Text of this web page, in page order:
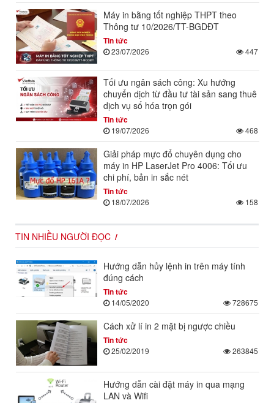
Máy in bằng tốt nghiệp THPT theo
Thông tư 10/2026/TT-BGDĐT
Tin tức
23/07/2026 447
Tối ưu ngân sách công: Xu hướng
chuyển dịch từ đầu tư tài sản sang thuê
dịch vụ số hóa trọn gói
Tin tức
19/07/2026 468
Giải pháp mực đổ chuyên dụng cho
máy in HP LaserJet Pro 4006: Tối ưu
chi phí, bản in sắc nét
Tin tức
18/07/2026 158
TIN NHIỀU NGƯỜI ĐỌC
Hướng dẫn hủy lệnh in trên máy tính
đúng cách
Tin tức
14/05/2020 728675
Cách xử lí in 2 mặt bị ngược chiều
Tin tức
25/02/2019 263845
Hướng dẫn cài đặt máy in qua mạng
LAN và Wifi